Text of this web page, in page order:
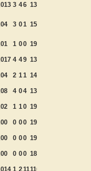
13 3 46 1366
4 3 0 1 1560
1 1 00 1973
17 4 49 1390
4 2 1 1 1487
8 4 04 1381
2 1 10 1906
0 0 00 1955
0 0 00 1987
0 0 00 1891
14 1 2 111100